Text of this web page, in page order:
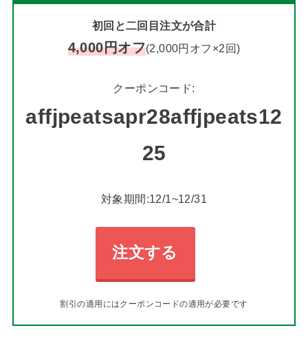
初回と二回目注文が合計
4,000円オフ(2,000円オフ×2回)
クーポンコード:
affjpeatsapr28affjpeats12
25
対象期間:12/1~12/31
注文する
割引の適用にはクーポンコードの適用が必要です